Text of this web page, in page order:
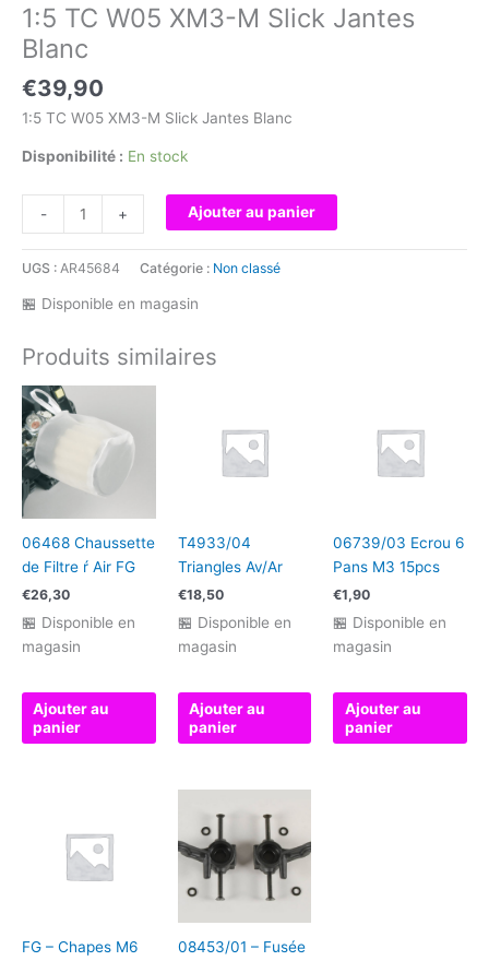
1:5 TC W05 XM3-M Slick Jantes
Blanc
€39,90
1:5 TC W05 XM3-M Slick Jantes Blanc
Disponibilité : En stock
-
de
1:5
TC
W05
M
Jantes
Blanc
+ Ajouter au panier
UGS : AR45684 Catégorie : Non classé
🏪 Disponible en magasin
Produits similaires
06468 Chaussette
de Filtre ŕ Air FG
€26,30
🏪 Disponible en
magasin
Ajouter au
panier
T4933/04
Triangles Av/Ar
€18,50
🏪 Disponible en
magasin
Ajouter au
panier
06739/03 Ecrou 6
Pans M3 15pcs
€1,90
🏪 Disponible en
magasin
Ajouter au
panier
FG – Chapes M6
08453/01 – Fusée